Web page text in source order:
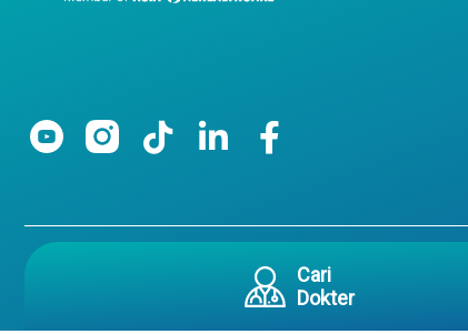
Copyright 2026 Columbia Asia All
Cari
Dokter